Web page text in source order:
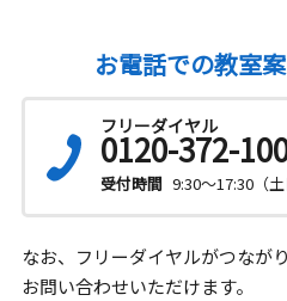
お電話での教室
フリーダイヤル
0120-372-
受付時間 9:30～17:30（土
なお、フリーダイヤルがつなが
お問い合わせいただけます。